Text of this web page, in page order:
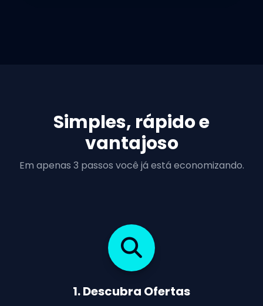
Simples, rápido e
vantajoso
Em apenas 3 passos você já está economizando.
1. Descubra Ofertas